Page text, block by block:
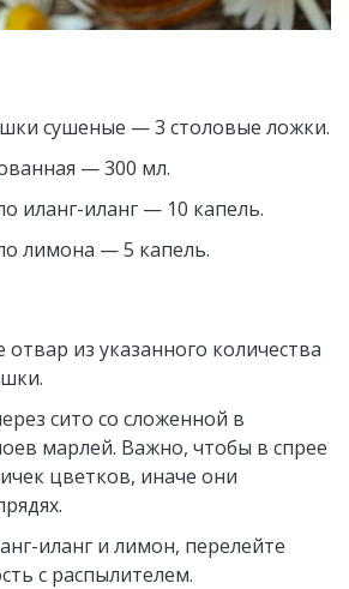
сушеные — 3 столовые ложки.
— 300 мл.
иланг-иланг — 10 капель.
лимона — 5 капель.
из указанного количества
сито со сложенной в
марлей. Важно, чтобы в спрее
цветков, иначе они
иланг и лимон, перелейте
с распылителем.